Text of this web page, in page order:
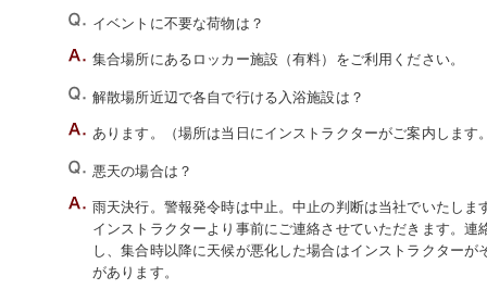
イベントに不要な荷物は？
集合場所にあるロッカー施設（有料）をご利用ください。
解散場所近辺で各自で行ける入浴施設は？
あります。（場所は当日にインストラクターがご案内します
悪天の場合は？
雨天決行。警報発令時は中止。中止の判断は当社でいたし
インストラクターより事前にご連絡させていただきます。
し、集合時以降に天候が悪化した場合はインストラクター
があります。